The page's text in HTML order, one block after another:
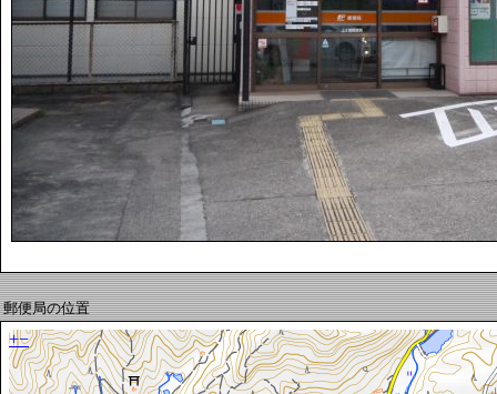
郵便局の位置